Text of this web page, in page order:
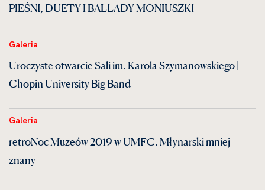
PIEŚNI, DUETY I BALLADY MONIUSZKI
Galeria
Uroczyste otwarcie Sali im. Karola Szymanowskiego |
Chopin University Big Band
Galeria
retroNoc Muzeów 2019 w UMFC. Młynarski mniej
znany